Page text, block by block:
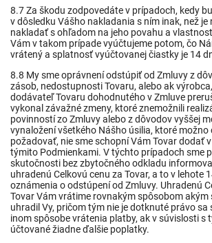
8.7 Za škodu zodpovedáte v prípadoch, kedy
v dôsledku Vášho nakladania s ním inak, než je
nakladať s ohľadom na jeho povahu a
Vám v takom prípade vyúčtujeme potom, čo
vrátený a splatnosť vyúčtovanej čiastky je 14
8.8 My sme oprávnení odstúpiť od Zmluvy z
zásob, nedostupnosti Tovaru, alebo ak
dodávateľ Tovaru dohodnutého v Zmluve
vykonal závažné zmeny, ktoré znemožnili
povinností zo Zmluvy alebo z dôvodov vyššej
vynaložení všetkého Nášho úsilia, ktoré
požadovať, nie sme schopní Vám Tovar dodať
týmito Podmienkami. V týchto prípadoch sme
skutočnosti bez zbytočného odkladu
uhradenú Celkovú cenu za Tovar, a to v lehote
oznámenia o odstúpení od Zmluvy. Uhradenú
Tovar Vám vrátime rovnakým spôsobom akým
uhradil Vy, pričom tým nie je dotknuté právo sa
inom spôsobe vrátenia platby, ak v súvislosti s
účtované žiadne ďalšie poplatky.